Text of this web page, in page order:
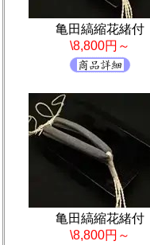
亀田縞縮花緒付
\8,800円～
亀田縞縮花緒付
\8,800円～